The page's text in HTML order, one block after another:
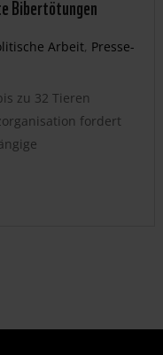
Bibertötungen
Arbeit, Presse-
zu 32 Tieren
fordert